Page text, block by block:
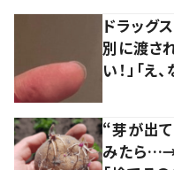
ドラッグ
別に渡さ
い！」「え
“芽が出
みたら…→